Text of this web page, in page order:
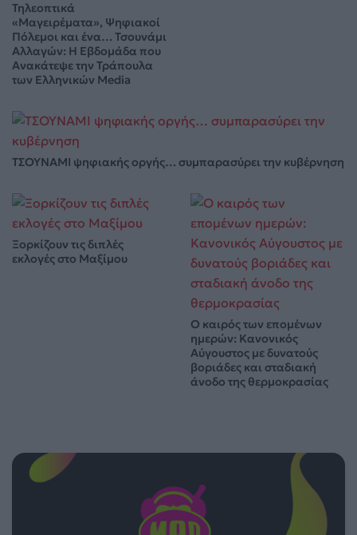
Τηλεοπτικά
«Μαγειρέματα», Ψηφιακοί
Πόλεμοι και ένα… Τσουνάμι
Αλλαγών: Η Εβδομάδα που
Ανακάτεψε την Τράπουλα
των Ελληνικών Media
ΤΣΟΥΝΑΜΙ ψηφιακής οργής… συμπαρασύρει την κυβέρνηση
Ξορκίζουν τις διπλές
εκλογές στο Μαξίμου
Ο καιρός των επομένων
ημερών: Κανονικός
Αύγουστος με δυνατούς
βοριάδες και σταδιακή
άνοδο της θερμοκρασίας